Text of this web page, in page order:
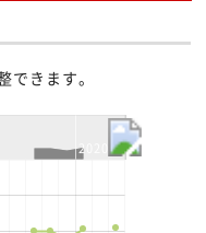
できます。
2020